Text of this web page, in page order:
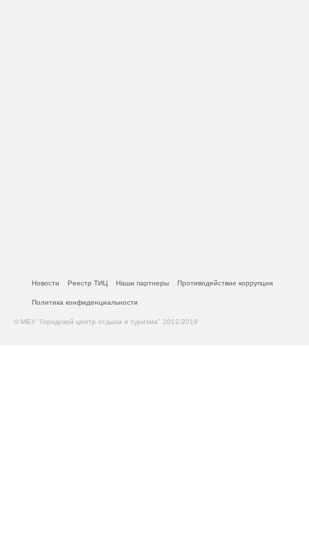
Новости Реестр ТИЦ Наши партнеры Противодействие коррупции
Политика конфиденциальности
© МБУ "Городской центр отдыха и туризма" 2012-2019